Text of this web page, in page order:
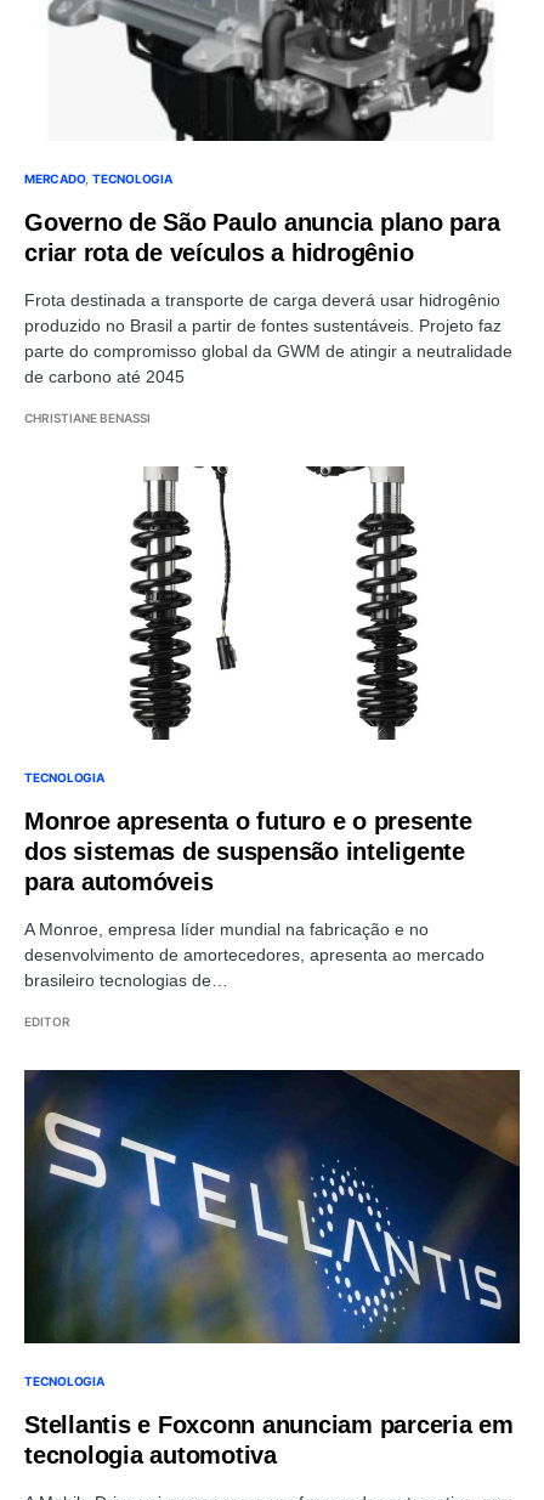
MERCADO TECNOLOGIA
Governo de São Paulo anuncia plano para
criar rota de veículos a hidrogênio
Frota destinada a transporte de carga deverá usar hidrogênio
produzido no Brasil a partir de fontes sustentáveis. Projeto faz
parte do compromisso global da GWM de atingir a neutralidade
de carbono até 2045
CHRISTIANE BENASSI
TECNOLOGIA
Monroe apresenta o futuro e o presente
dos sistemas de suspensão inteligente
para automóveis
A Monroe, empresa líder mundial na fabricação e no
desenvolvimento de amortecedores, apresenta ao mercado
brasileiro tecnologias de…
EDITOR
TECNOLOGIA
Stellantis e Foxconn anunciam parceria em
tecnologia automotiva